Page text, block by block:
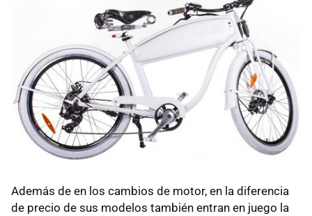
Además de en los cambios de motor, en la diferencia
de precio de sus modelos también entran en juego la